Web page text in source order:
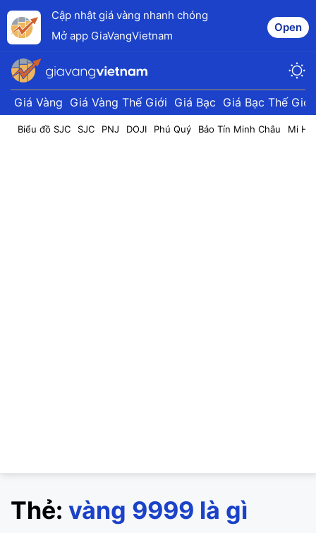
Cập nhật giá vàng nhanh chóng
Mở app GiaVangVietnam
Open
Giá Vàng Giá Vàng Thế Giới Giá Bạc Giá Bạc Thế Giới
Biểu đồ SJC SJC PNJ DOJI Phú Quý Bảo Tín Minh Châu Mi
Thẻ: vàng 9999 là gì